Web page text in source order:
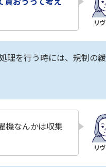
理を行う時には、規制の緩
機なんかは収集